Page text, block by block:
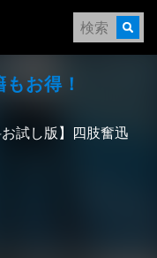
お得！
お試し版】四肢奮迅